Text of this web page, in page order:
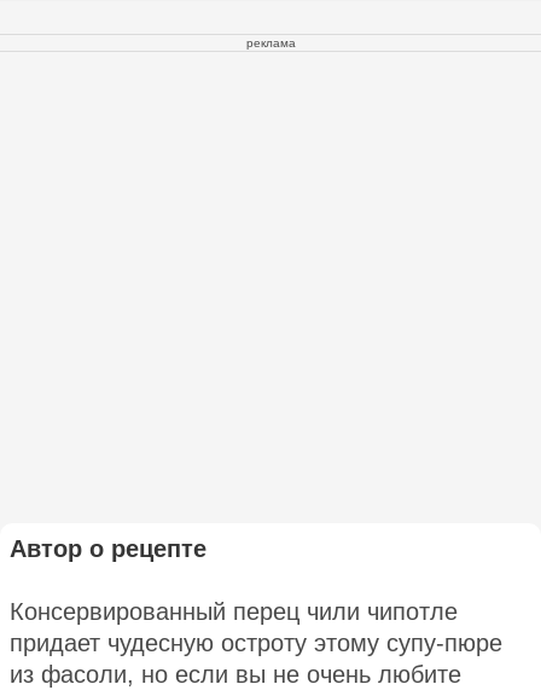
реклама
Автор о рецепте
Консервированный перец чили чипотле
придает чудесную остроту этому супу-пюре
из фасоли, но если вы не очень любите